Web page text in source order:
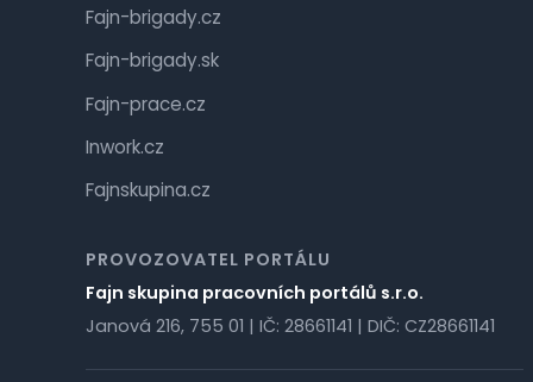
Fajn-brigady.cz
Fajn-brigady.sk
Fajn-prace.cz
Inwork.cz
Fajnskupina.cz
PROVOZOVATEL PORTÁLU
Fajn skupina pracovních portálů s.r.o.
Janová 216, 755 01 | IČ: 28661141 | DIČ: CZ28661141